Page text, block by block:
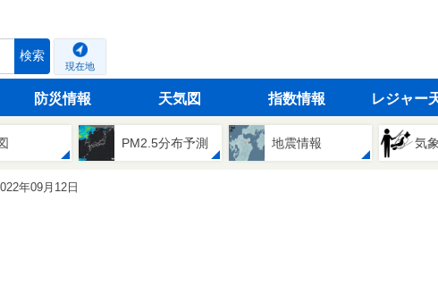
検索
現在地
防災情報 天気図 指数情報 レジャー
PM2.5分布予測 地震情報 気
年09月12日